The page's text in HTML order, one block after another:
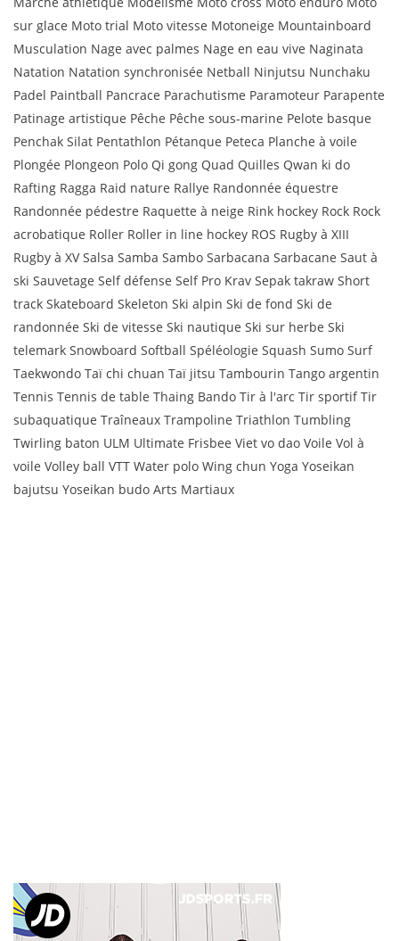
sur glace Moto trial Moto vitesse Motoneige Mountainboard
Musculation Nage avec palmes Nage en eau vive Naginata
Natation Natation synchronisée Netball Ninjutsu Nunchaku
Padel Paintball Pancrace Parachutisme Paramoteur Parapente
Patinage artistique Pêche Pêche sous-marine Pelote basque
Penchak Silat Pentathlon Pétanque Peteca Planche à voile
Plongée Plongeon Polo Qi gong Quad Quilles Qwan ki do
Rafting Ragga Raid nature Rallye Randonnée équestre
Randonnée pédestre Raquette à neige Rink hockey Rock Rock
acrobatique Roller Roller in line hockey ROS Rugby à XIII
Rugby à XV Salsa Samba Sambo Sarbacana Sarbacane Saut à
ski Sauvetage Self défense Self Pro Krav Sepak takraw Short
track Skateboard Skeleton Ski alpin Ski de fond Ski de
randonnée Ski de vitesse Ski nautique Ski sur herbe Ski
telemark Snowboard Softball Spéléologie Squash Sumo Surf
Taekwondo Taï chi chuan Taï jitsu Tambourin Tango argentin
Tennis Tennis de table Thaing Bando Tir à l'arc Tir sportif Tir
subaquatique Traîneaux Trampoline Triathlon Tumbling
Twirling baton ULM Ultimate Frisbee Viet vo dao Voile Vol à
voile Volley ball VTT Water polo Wing chun Yoga Yoseikan
bajutsu Yoseikan budo Arts Martiaux